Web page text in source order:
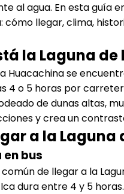
al agua. En esta guía
cómo llegar, clima,
la Laguna
Huacachina se
4 o 5 horas por
de dunas altas,
y crea un
a la Laguna
en bus
de llegar a la
Ica dura entre 4 y 5 horas.